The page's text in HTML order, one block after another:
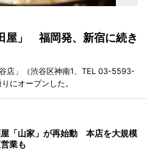
屋」 福岡発、新宿に続き
店」（渋谷区神南1、TEL 03-5593-
にオープンした。
「山家」が再始動 本店を大規模
業も